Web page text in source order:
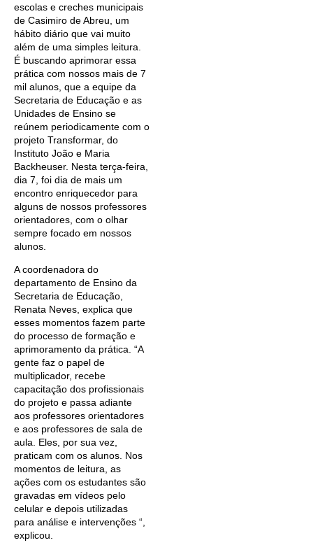
escolas e creches municipais
de Casimiro de Abreu, um
hábito diário que vai muito
além de uma simples leitura.
É buscando aprimorar essa
prática com nossos mais de 7
mil alunos, que a equipe da
Secretaria de Educação e as
Unidades de Ensino se
reúnem periodicamente com o
projeto Transformar, do
Instituto João e Maria
Backheuser. Nesta terça-feira,
dia 7, foi dia de mais um
encontro enriquecedor para
alguns de nossos professores
orientadores, com o olhar
sempre focado em nossos
alunos.
A coordenadora do
departamento de Ensino da
Secretaria de Educação,
Renata Neves, explica que
esses momentos fazem parte
do processo de formação e
aprimoramento da prática. “A
gente faz o papel de
multiplicador, recebe
capacitação dos profissionais
do projeto e passa adiante
aos professores orientadores
e aos professores de sala de
aula. Eles, por sua vez,
praticam com os alunos. Nos
momentos de leitura, as
ações com os estudantes são
gravadas em vídeos pelo
celular e depois utilizadas
para análise e intervenções “,
explicou.